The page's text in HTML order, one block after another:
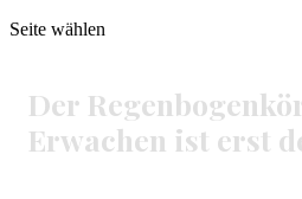
Seite wählen
Der
Erwachen ist erst